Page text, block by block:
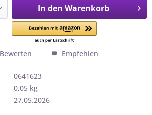
In den Warenkorb
Bewerten Empfehlen
0641623
0,05 kg
27.05.2026